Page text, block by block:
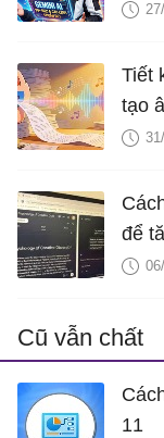
Tiết
tạo
để
Cũ vẫn chất
11